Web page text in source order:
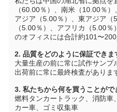
（60.00％）、南米（10.00％
アジア（5.00％）、東アジア（
（5.00％）、アフリカ（5.00
のオフィスには合計約101〜200
2. 品質をどのように保証できま
大量生産の前に常に試作サンプ
出荷前に常に最終検査がありま
3. 私たちから何を買うことがで
燃料タンカートラック、消防車
カー車、ゴミ収集車